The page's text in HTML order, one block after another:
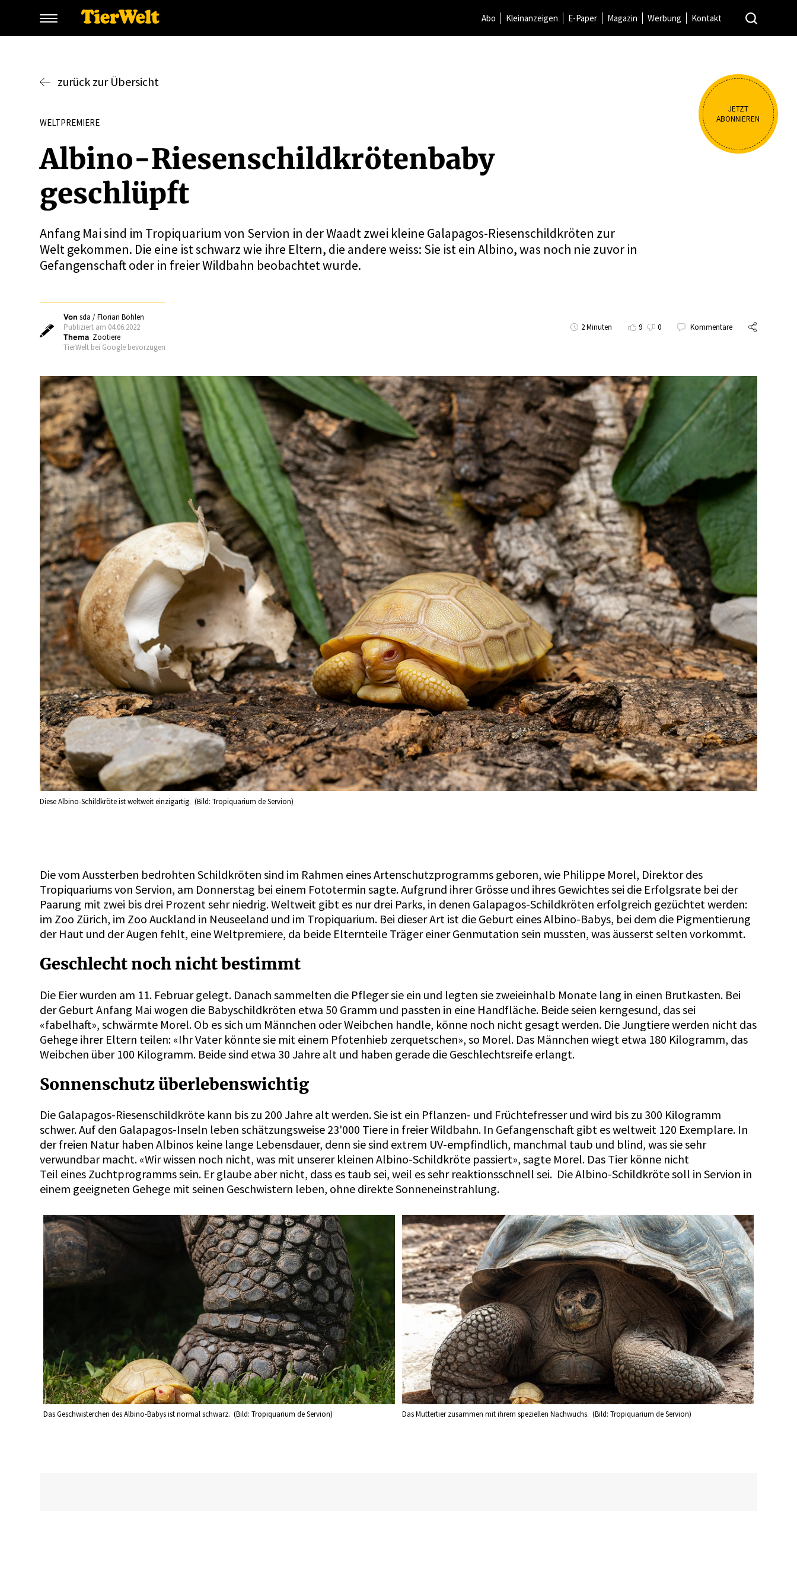
Abo Kleinanzeigen E-Paper Magazin Werbung Kontakt
JETZT
ABONNIEREN
zurück zur Übersicht
WELTPREMIERE
Albino-Riesen­schild­krö­tenbaby
geschlüpft
Anfang Mai sind im Tropiquarium von Servion in der Waadt zwei kleine Galapagos-Riesenschildkröten zur
Welt gekommen. Die eine ist schwarz wie ihre Eltern, die andere weiss: Sie ist ein Albino, was noch nie zuvor in
Gefangenschaft oder in freier Wildbahn beobachtet wurde.
Vonsda / Florian Böhlen
Publiziert am 04.06.2022
Thema Zootiere
TierWelt bei Google bevorzugen
2 Minuten 9 0 Kommentare
Diese Albino-Schildkröte ist weltweit einzigartig. (Bild: Tropiquarium de Servion)
Die vom Aussterben bedrohten Schildkröten sind im Rahmen eines Artenschutzprogramms geboren, wie Philippe Morel, Direktor des
Tropiquariums von Servion, am Donnerstag bei einem Fototermin sagte. Aufgrund ihrer Grösse und ihres Gewichtes sei die Erfolgsrate bei der
Paarung mit zwei bis drei Prozent sehr niedrig. Weltweit gibt es nur drei Parks, in denen Galapagos-Schildkröten erfolgreich gezüchtet werden:
im Zoo Zürich, im Zoo Auckland in Neuseeland und im Tropiquarium. Bei dieser Art ist die Geburt eines Albino-Babys, bei dem die Pigmentierung
der Haut und der Augen fehlt, eine Weltpremiere, da beide Elternteile Träger einer Genmutation sein mussten, was äusserst selten vorkommt.
Geschlecht noch nicht bestimmt
Die Eier wurden am 11. Februar gelegt. Danach sammelten die Pfleger sie ein und legten sie zweieinhalb Monate lang in einen Brutkasten. Bei
der Geburt Anfang Mai wogen die Babyschildkröten etwa 50 Gramm und passten in eine Handfläche. Beide seien kerngesund, das sei
«fabelhaft», schwärmte Morel. Ob es sich um Männchen oder Weibchen handle, könne noch nicht gesagt werden. Die Jungtiere werden nicht das
Gehege ihrer Eltern teilen: «Ihr Vater könnte sie mit einem Pfotenhieb zerquetschen», so Morel. Das Männchen wiegt etwa 180 Kilogramm, das
Weibchen über 100 Kilogramm. Beide sind etwa 30 Jahre alt und haben gerade die Geschlechtsreife erlangt.
Sonnenschutz überlebenswichtig
Die Galapagos-Riesenschildkröte kann bis zu 200 Jahre alt werden. Sie ist ein Pflanzen- und Früchtefresser und wird bis zu 300 Kilogramm
schwer. Auf den Galapagos-Inseln leben schätzungsweise 23'000 Tiere in freier Wildbahn. In Gefangenschaft gibt es weltweit 120 Exemplare. In
der freien Natur haben Albinos keine lange Lebensdauer, denn sie sind extrem UV-empfindlich, manchmal taub und blind, was sie sehr
verwundbar macht. «Wir wissen noch nicht, was mit unserer kleinen Albino-Schildkröte passiert», sagte Morel. Das Tier könne nicht
Teil eines Zuchtprogramms sein. Er glaube aber nicht, dass es taub sei, weil es sehr reaktionsschnell sei. Die Albino-Schildkröte soll in Servion in
einem geeigneten Gehege mit seinen Geschwistern leben, ohne direkte Sonneneinstrahlung.
Das Geschwisterchen des Albino-Babys ist normal schwarz. (Bild: Tropiquarium de Servion) Das Muttertier zusammen mit ihrem speziellen Nachwuchs. (Bild: Tropiquarium de Servion)